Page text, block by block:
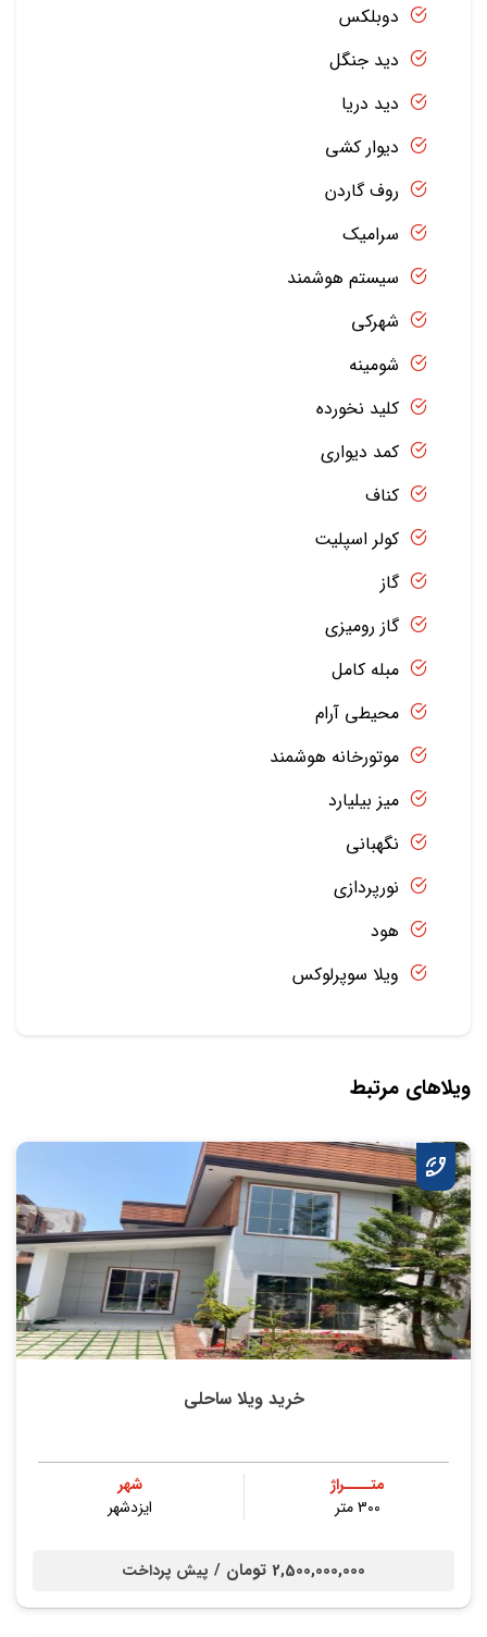
دوبلکس
دید جنگل
دید دریا
دیوار کشی
روف گاردن
سرامیک
سیستم هوشمند
شهرکی
شومینه
کلید نخورده
کمد دیواری
کناف
کولر اسپلیت
گاز
گاز رومیزی
مبله کامل
محیطی آرام
موتورخانه هوشمند
میز بیلیارد
نگهبانی
نورپردازی
هود
ویلا سوپرلوکس
ویلاهای مرتبط
خرید ویلا ساحلی
متــــراژ
300 متر
شهر
ایزدشهر
2,500,000,000 تومان / پیش پرداخت